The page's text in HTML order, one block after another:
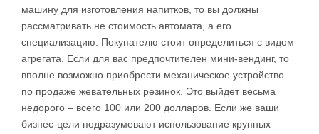
машину для изготовления напитков, то вы должны
рассматривать не стоимость автомата, а его
специализацию. Покупателю стоит определиться с видом
агрегата. Если для вас предпочтителен мини-вендинг, то
вполне возможно приобрести механическое устройство
по продаже жевательных резинок. Это выйдет весьма
недорого – всего 100 или 200 долларов. Если же ваши
бизнес-цели подразумевают использование крупных